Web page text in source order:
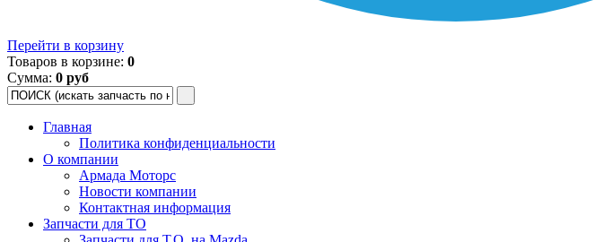
Перейти в корзину
Товаров в корзине: 0
Сумма: 0 руб
Главная
Политика конфиденциальности
О компании
Армада Моторс
Новости компании
Контактная информация
Запчасти для ТО